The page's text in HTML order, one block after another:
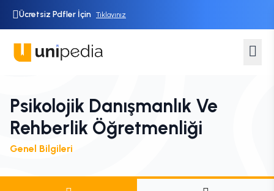
Ücretsiz Pdfler İçin Tıklayınız
Psikolojik Danışmanlık Ve
Rehberlik Öğretmenliği
Genel Bilgileri